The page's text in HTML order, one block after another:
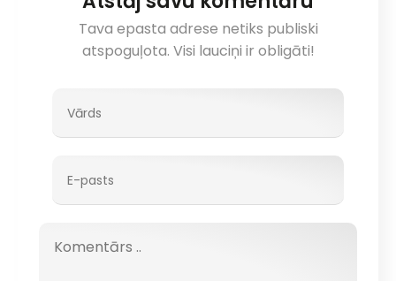
Tava epasta adrese netiks publiski
atspoguļota. Visi lauciņi ir obligāti!